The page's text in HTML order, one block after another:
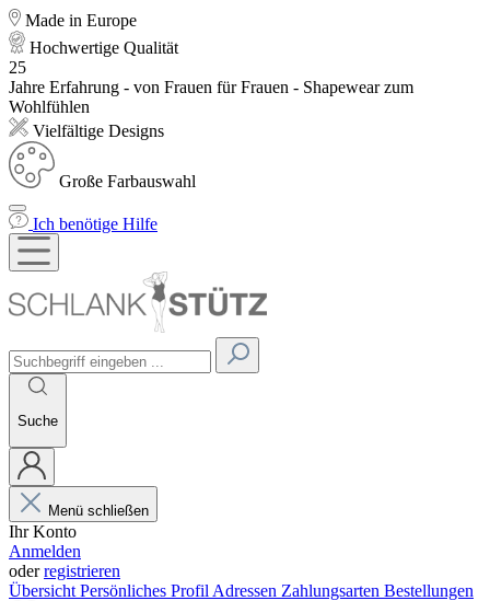
Made in Europe
Hochwertige Qualität
25
Jahre Erfahrung - von Frauen für Frauen - Shapewear zum
Wohlfühlen
Vielfältige Designs
Große Farbauswahl
Ich benötige Hilfe
Suche
Menü schließen
Ihr Konto
Anmelden
oderregistrieren
Übersicht Persönliches Profil Adressen Zahlungsarten Bestellungen